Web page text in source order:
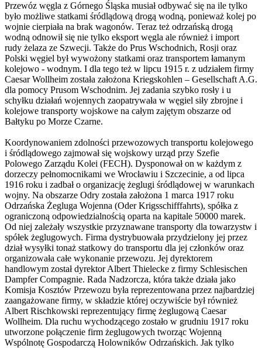
Przewóz węgla z Górnego Śląska musiał odbywać się na ile tylko
było możliwe statkami śródlądową drogą wodną, ponieważ kolej po
wojnie cierpiała na brak wagonów. Teraz też odrzańską drogą
wodną odnowił się nie tylko eksport węgla ale również i import
rudy żelaza ze Szwecji. Także do Prus Wschodnich, Rosji oraz
Polski węgiel był wywożony statkami oraz transportem łamanym
kolejowo - wodnym. I dla tego też w lipcu 1915 r. z udziałem firmy
Caesar Wollheim została założona Kriegskohlen – Gesellschaft A.G.
dla pomocy Prusom Wschodnim. Jej zadania szybko rosły i u
schyłku działań wojennych zaopatrywała w węgiel siły zbrojne i
kolejowe transporty wojskowe na całym zajętym obszarze od
Bałtyku po Morze Czarne.
Koordynowaniem zdolności przewozowych transportu kolejowego
i śródlądowego zajmował się wojskowy urząd przy Szefie
Polowego Zarządu Kolei (FECH). Dysponował on w każdym z
dorzeczy pełnomocnikami we Wrocławiu i Szczecinie, a od lipca
1916 roku i zadbał o organizację żeglugi śródlądowej w warunkach
wojny. Na obszarze Odry została założona 1 marca 1917 roku
Odrzańska Żegluga Wojenna (Oder Krigsschifffahrts), spółka z
ograniczoną odpowiedzialnością oparta na kapitale 50000 marek.
Od niej zależały wszystkie przyznawane transporty dla towarzystw i
spółek żeglugowych. Firma dystrybuowała przydzielony jej przez
dział wysyłki tonaż statkowy do transportu dla jej członków oraz
organizowała całe wykonanie przewozu. Jej dyrektorem
handlowym został dyrektor Albert Thielecke z firmy Schlesischen
Dampfer Compagnie. Rada Nadzorcza, która także działa jako
Komisja Kosztów Przewozu była reprezentowana przez najbardziej
zaangażowane firmy, w składzie której oczywiście był również
Albert Rischkowski reprezentujący firmę żeglugową Caesar
Wollheim. Dla ruchu wychodzącego zostało w grudniu 1917 roku
utworzone połączenie firm żeglugowych tworząc Wojenną
Wspólnotę Gospodarczą Holowników Odrzańskich. Jak tylko